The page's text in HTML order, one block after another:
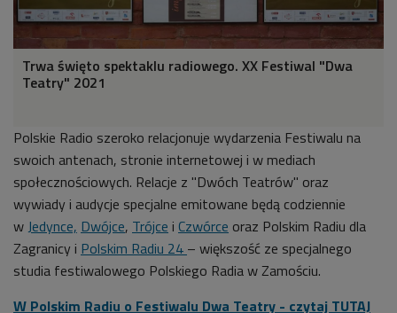
Trwa święto spektaklu radiowego. XX Festiwal "Dwa
Teatry" 2021
Polskie Radio szeroko relacjonuje wydarzenia Festiwalu na
swoich antenach, stronie internetowej i w mediach
społecznościowych. Relacje z "Dwóch Teatrów" oraz
wywiady i audycje specjalne emitowane będą codziennie
wJedynce, Dwójce, Trójce i Czwórce oraz Polskim Radiu dla
Zagranicy i Polskim Radiu 24 – większość ze specjalnego
studia festiwalowego Polskiego Radia w Zamościu.
W Polskim Radiu o Festiwalu Dwa Teatry - czytaj TUTAJ